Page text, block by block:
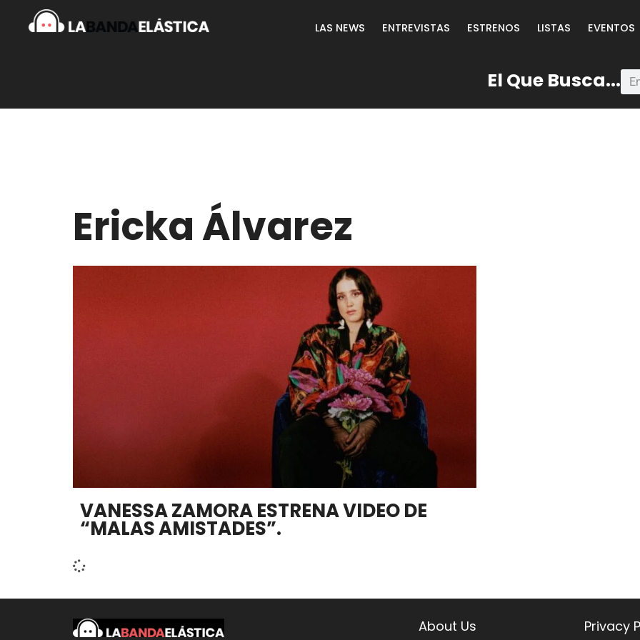
LAS NEWS ENTREVISTAS ESTRENOS LISTAS EVENTOS
El Que Busca...
Ericka Álvarez
VANESSA ZAMORA ESTRENA VIDEO DE
“MALAS AMISTADES”.
About Us
Privacy